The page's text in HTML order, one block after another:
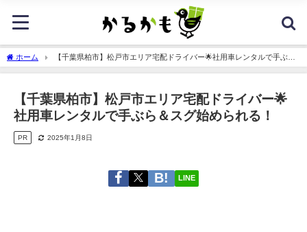
ホーム
【千葉県柏市】松戸市エリア宅配ドライバー🌟社用車レンタルで手ぶら
＆スグ始められる！
【千葉県柏市】松戸市エリア宅配ドライバー🌟
社用車レンタルで手ぶら＆スグ始められる！
PR 2025年1月8日
LINE